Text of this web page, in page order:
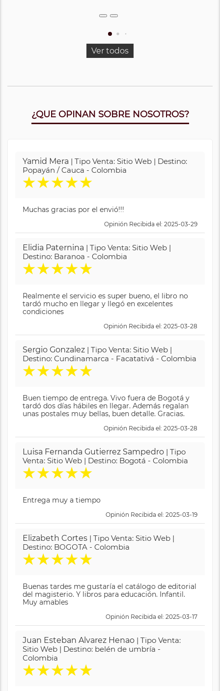
Ver todos
¿QUE OPINAN SOBRE NOSOTROS?
Yamid Mera | Tipo Venta: Sitio Web | Destino:
Popayán / Cauca - Colombia
★★★★★
Muchas gracias por el envió!!!
Opinión Recibida el: 2025-03-29
Elidia Paternina | Tipo Venta: Sitio Web |
Destino: Baranoa - Colombia
★★★★★
Realmente el servicio es super bueno, el libro no
tardó mucho en llegar y llegó en excelentes
condiciones
Opinión Recibida el: 2025-03-28
Sergio Gonzalez | Tipo Venta: Sitio Web |
Destino: Cundinamarca - Facatativá - Colombia
★★★★★
Buen tiempo de entrega. Vivo fuera de Bogotá y
tardó dos días hábiles en llegar. Además regalan
unas postales muy bellas, buen detalle. Gracias.
Opinión Recibida el: 2025-03-28
Luisa Fernanda Gutierrez Sampedro | Tipo
Venta: Sitio Web | Destino: Bogotá - Colombia
★★★★★
Entrega muy a tiempo
Opinión Recibida el: 2025-03-19
Elizabeth Cortes | Tipo Venta: Sitio Web |
Destino: BOGOTA - Colombia
★★★★★
Buenas tardes me gustaría el catálogo de editorial
del magisterio. Y libros para educación. Infantil.
Muy amables
Opinión Recibida el: 2025-03-17
Juan Esteban Alvarez Henao | Tipo Venta:
Sitio Web | Destino: belén de umbría -
Colombia
★★★★★